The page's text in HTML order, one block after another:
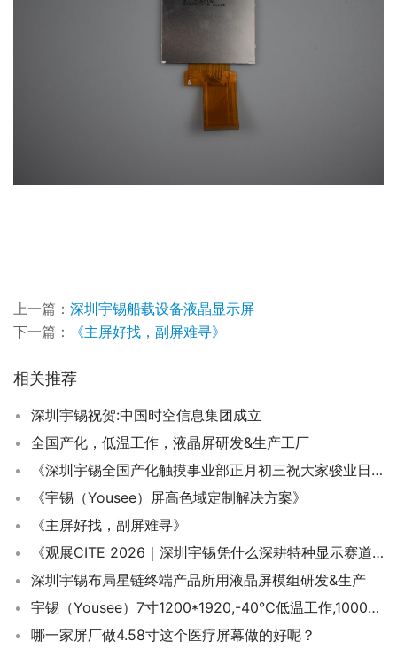
上一篇： 深圳宇锡船载设备液晶显示屏
下一篇：
《主屏好找，副屏难寻》
相关推荐
深圳宇锡祝贺:中国时空信息集团成立
全国产化，低温工作，液晶屏研发&生产工厂
《深圳宇锡全国产化触摸事业部正月初三祝大家骏业日新》
《宇锡（Yousee）屏高色域定制解决方案》
《主屏好找，副屏难寻》
《观展CITE 2026｜深圳宇锡凭什么深耕特种显示赛道？靠全国产化硬实力！》
深圳宇锡布局星链终端产品所用液晶屏模组研发&生产
宇锡（Yousee）7寸1200*1920,-40℃低温工作,1000亮度,无人遥控器屏幕总成
哪一家屏厂做4.58寸这个医疗屏幕做的好呢？